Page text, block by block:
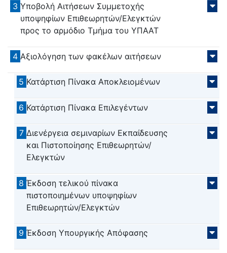
3 Υποβολή Αιτήσεων Συμμετοχής
υποψηφίων Επιθεωρητών/Ελεγκτών
προς το αρμόδιο Τμήμα του ΥΠΑΑΤ
4 Αξιολόγηση των φακέλων αιτήσεων
5 Κατάρτιση Πίνακα Αποκλειομένων
6 Κατάρτιση Πίνακα Επιλεγέντων
7 Διενέργεια σεμιναρίων Εκπαίδευσης
και Πιστοποίησης Επιθεωρητών/
Ελεγκτών
8 Έκδοση τελικού πίνακα
πιστοποιημένων υποψηφίων
Επιθεωρητών/Ελεγκτών
9 Έκδοση Υπουργικής Απόφασης